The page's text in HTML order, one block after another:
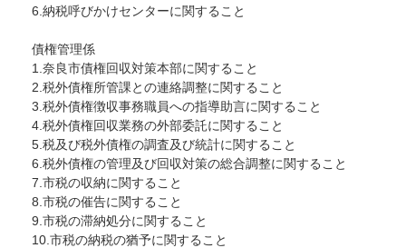
6.納税呼びかけセンターに関すること
債権管理係
1.奈良市債権回収対策本部に関すること
2.税外債権所管課との連絡調整に関すること
3.税外債権徴収事務職員への指導助言に関すること
4.税外債権回収業務の外部委託に関すること
5.税及び税外債権の調査及び統計に関すること
6.税外債権の管理及び回収対策の総合調整に関すること
7.市税の収納に関すること
8.市税の催告に関すること
9.市税の滞納処分に関すること
10.市税の納税の猶予に関すること